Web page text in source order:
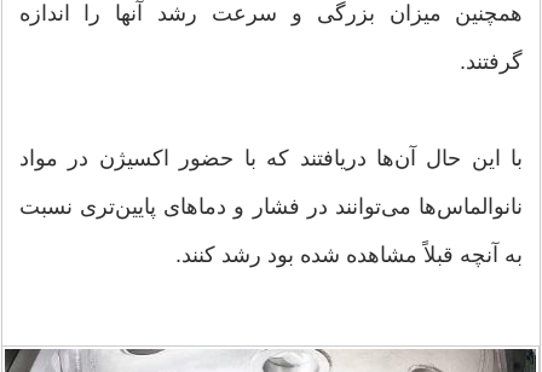
همچنین میزان بزرگی و سرعت رشد آنها را اندازه
گرفتند.
با این حال آن‌ها دریافتند که با حضور اکسیژن در مواد
نانوالماس‌ها می‌توانند در فشار و دماهای پایین‌تری نسبت
به آنچه قبلاً مشاهده شده بود رشد کنند.